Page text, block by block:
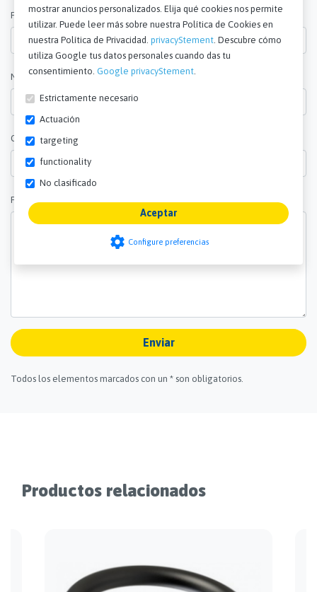
País *
Número de teléfono
Cantidad *
Preguntas y comentarios *
Enviar
Todos los elementos marcados con un * son obligatorios.
Productos relacionados
mostrar anuncios personalizados. Elija qué cookies nos permite
utilizar. Puede leer más sobre nuestra Política de Cookies en
nuestra Política de Privacidad. privacyStement. Descubre cómo
utiliza Google tus datos personales cuando das tu
consentimiento. Google privacyStement.
Estrictamente necesario
Actuación
targeting
functionality
No clasificado
Aceptar
settings Configure preferencias